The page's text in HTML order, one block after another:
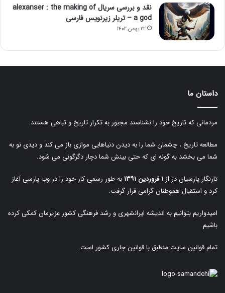
نقد و بررسی سریال alexanser : the making of
a god – تریلر زیرنویس فارسی
۲۲ بهمن ۱۴۰۲
داستان ما
مردمانی که تاریخ خود را نشناسند مجبور به تکرار تاریخ و تباهی هستند.
مطالعه تاریخ ، چشمان شما را به دیدن دنیاهایی موازی باز می کند و دیدی نو به
شما می بخشد به گونه ای که حتی بینش شما دچار دگرگونی می شود.
تارنگار پارسیان دژ از ۱ فروردین ۱۳۹۱
به طور رسمی کار خود را در وب پارسی آغاز
کرد و استقبال هموطنان گرامی قرار گرفت.
امیدواریم بتوانیم به اندیشه ایرانشهری و رشد فرهنگی کشور عزیزمان کمکی کرده
باشیم
تمام قوانین سایت منطبق با قوانین جاری کشور است.